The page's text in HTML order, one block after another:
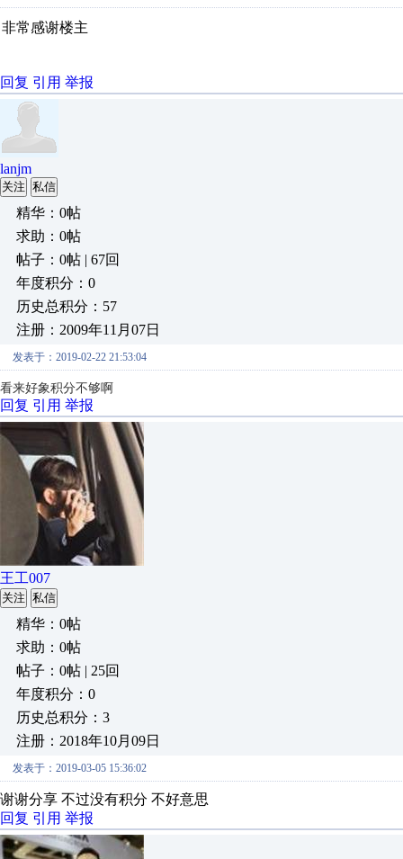
非常感谢楼主
回复 引用 举报
lanjm
关注 私信
精华：0帖
求助：0帖
帖子：0帖 | 67回
年度积分：0
历史总积分：57
注册：2009年11月07日
发表于：2019-02-22 21:53:04
看来好象积分不够啊
回复 引用 举报
王工007
关注 私信
精华：0帖
求助：0帖
帖子：0帖 | 25回
年度积分：0
历史总积分：3
注册：2018年10月09日
发表于：2019-03-05 15:36:02
谢谢分享 不过没有积分 不好意思
回复 引用 举报